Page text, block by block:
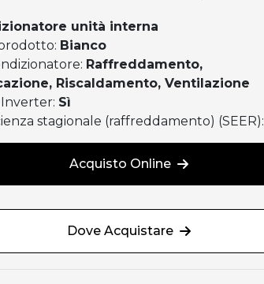
unità interna
Bianco
Raffreddamento,
Riscaldamento, Ventilazione
Sì
stagionale (raffreddamento) (SEER):
Acquisto Online
Dove Acquistare